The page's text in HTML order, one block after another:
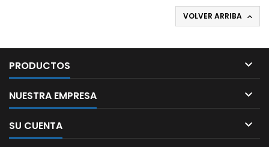
VOLVER ARRIBA 
PRODUCTOS 
NUESTRA EMPRESA 
SU CUENTA 